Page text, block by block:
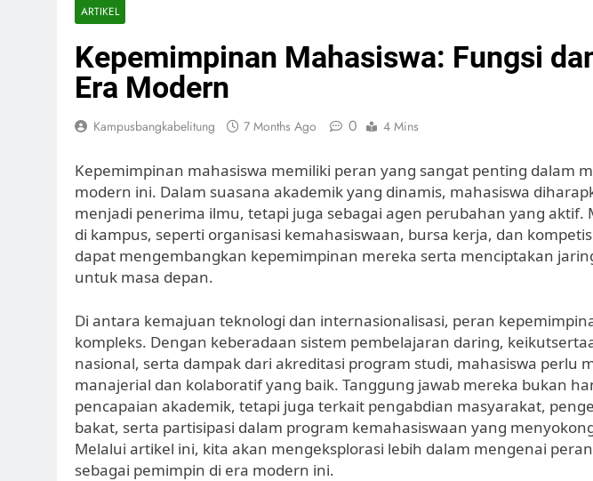
ARTIKEL
Kepemimpinan Mahasiswa: Fungsi
Era Modern
Kampusbangkabelitung 7 Months Ago 0 4 Mins
Kepemimpinan mahasiswa memiliki peran yang sangat penting dalam
modern ini. Dalam suasana akademik yang dinamis, mahasiswa
menjadi penerima ilmu, tetapi juga sebagai agen perubahan yang aktif.
di kampus, seperti organisasi kemahasiswaan, bursa kerja, dan
dapat mengembangkan kepemimpinan mereka serta menciptakan
untuk masa depan.
Di antara kemajuan teknologi dan internasionalisasi, peran
kompleks. Dengan keberadaan sistem pembelajaran daring,
nasional, serta dampak dari akreditasi program studi, mahasiswa perlu
manajerial dan kolaboratif yang baik. Tanggung jawab mereka bukan
pencapaian akademik, tetapi juga terkait pengabdian masyarakat,
bakat, serta partisipasi dalam program kemahasiswaan yang
Melalui artikel ini, kita akan mengeksplorasi lebih dalam mengenai
sebagai pemimpin di era modern ini.